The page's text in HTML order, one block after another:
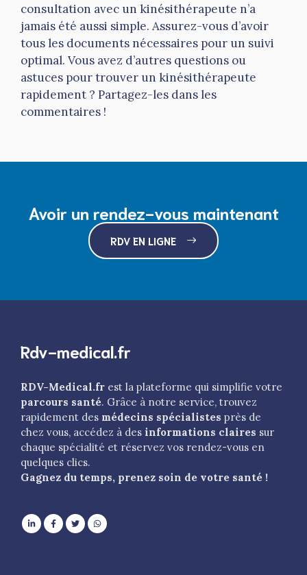
consultation avec un kinésithérapeute n’a
jamais été aussi simple. Assurez-vous d’avoir
tous les documents nécessaires pour un suivi
optimal. Vous avez d’autres questions ou
astuces pour trouver un kinésithérapeute
rapidement ? Partagez-les dans les
commentaires !
Avoir un rendez-vous maintenant
RDV EN LIGNE
Rdv-medical.fr
RDV-Medical.fr est la plateforme qui simplifie votre
parcours santé. Grâce à notre service, trouvez
rapidement des médecins spécialistes près de
chez vous, accédez à des informations claires sur
chaque spécialité et réservez vos rendez-vous en
quelques clics.
Gagnez du temps, prenez soin de votre santé !